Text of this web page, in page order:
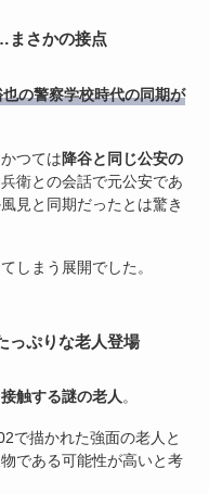
まさかの接点
の警察学校時代の同期が
つては降谷と同じ公安の
衛との会話で元公安であ
見と同期だったとは驚き
しまう展開でした。
っぷりな老人登場
触する謎の老人。
で描かれた強面の老人と
である可能性が高いと考